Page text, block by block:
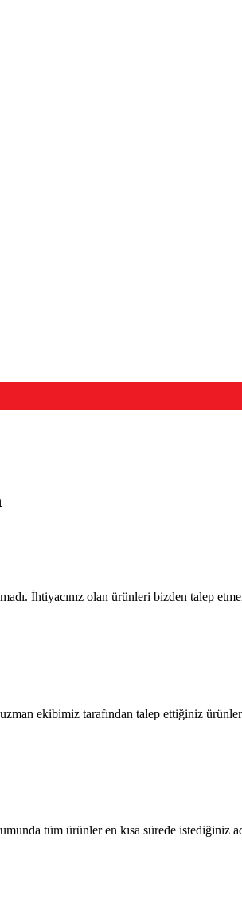
İhtiyacınız olan ürünleri bizden talep
ekibimiz tarafından talep ettiğiniz
tüm ürünler en kısa sürede istediğiniz